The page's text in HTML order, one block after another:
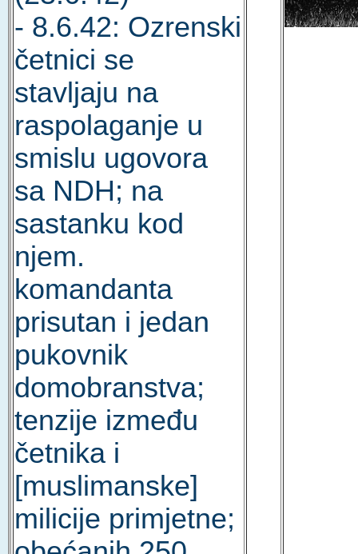
- 8.6.42: Ozrenski
četnici se
stavljaju na
raspolaganje u
smislu ugovora
sa NDH; na
sastanku kod
njem.
komandanta
prisutan i jedan
pukovnik
domobranstva;
tenzije između
četnika i
[muslimanske]
milicije primjetne;